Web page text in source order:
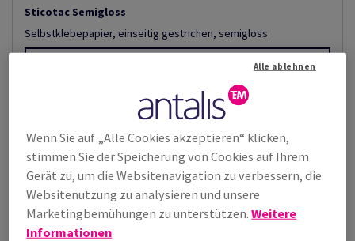
Sticotac Semigloss
Selbstklebepapier, einseitig gestrichen, semigloss
Wenn Sie auf „Alle Cookies akzeptieren“ klicken,
stimmen Sie der Speicherung von Cookies auf Ihrem
Gerät zu, um die Websitenavigation zu verbessern, die
Websitenutzung zu analysieren und unsere
Marketingbemühungen zu unterstützen.Weitere
Informationen
Alle ablehnen